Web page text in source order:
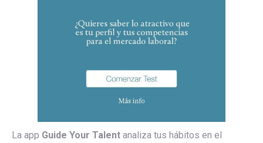
La app Guide Your Talent analiza tus hábitos en el